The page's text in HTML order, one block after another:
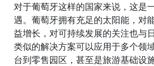
对于葡萄牙这样的国家来说，这是
遇。葡萄牙拥有充足的太阳能，对
益增长，对可持续发展的关注也与
类似的解决方案可以应用于多个领
台到零售园区，甚至是旅游基础设